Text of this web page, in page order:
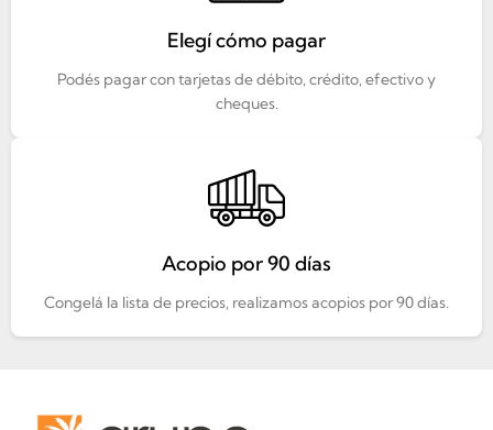
Elegí cómo pagar
Podés pagar con tarjetas de débito, crédito, efectivo y
cheques.
Acopio por 90 días
Congelá la lista de precios, realizamos acopios por 90 días.